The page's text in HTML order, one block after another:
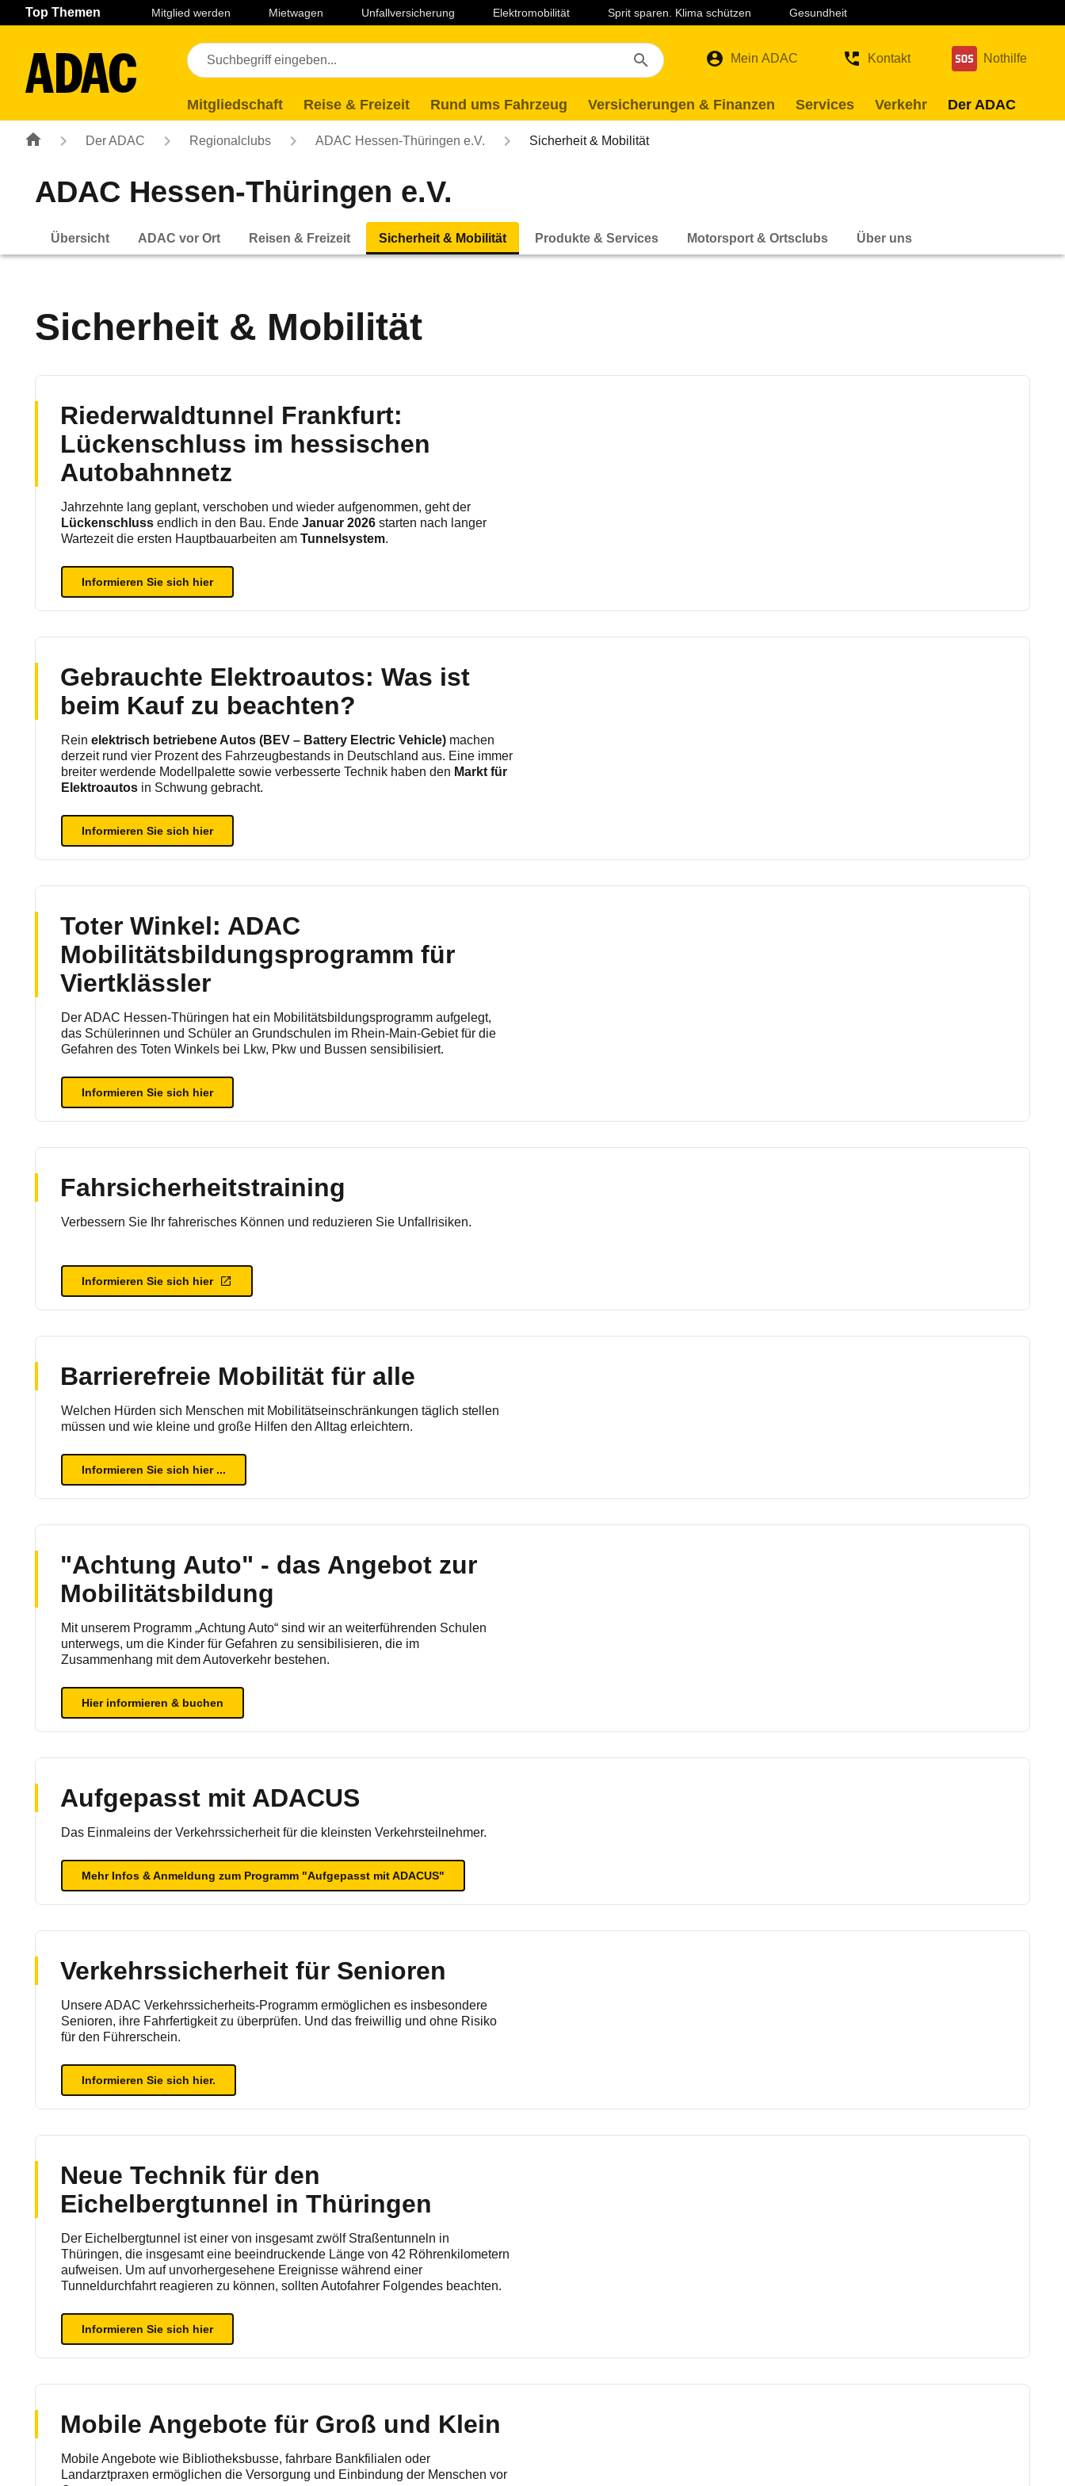
Navigation Seiteninhalt Fußzeile
Top Themen Mitglied werden Mietwagen Unfallversicherung Elektromobilität Sprit sparen. Klima schützen Gesundheit
Mein ADAC Kontakt Nothilfe
Mitgliedschaft Reise & Freizeit Rund ums Fahrzeug Versicherungen & Finanzen Services Verkehr Der ADAC
Der ADAC Regionalclubs ADAC Hessen-Thüringen e.V. Sicherheit & Mobilität
ADAC Hessen-Thüringen e.V.
Übersicht ADAC vor Ort Reisen & Freizeit Sicherheit & Mobilität Produkte & Services Motorsport & Ortsclubs Über uns
Sicherheit & Mobilität
Riederwaldtunnel Frankfurt:
Lückenschluss im hessischen
Autobahnnetz
Jahrzehnte lang geplant, verschoben und wieder aufgenommen, geht der
Lückenschluss endlich in den Bau. Ende Januar 2026 starten nach langer
Wartezeit die ersten Hauptbauarbeiten am Tunnelsystem.
Informieren Sie sich hier
Gebrauchte Elektroautos: Was ist
beim Kauf zu beachten?
Rein elektrisch betriebene Autos (BEV – Battery Electric Vehicle) machen
derzeit rund vier Prozent des Fahrzeugbestands in Deutschland aus. Eine immer
breiter werdende Modellpalette sowie verbesserte Technik haben den Markt für
Elektroautos in Schwung gebracht.
Informieren Sie sich hier
Toter Winkel: ADAC
Mobilitätsbildungsprogramm für
Viertklässler
Der ADAC Hessen-Thüringen hat ein Mobilitätsbildungsprogramm aufgelegt,
das Schülerinnen und Schüler an Grundschulen im Rhein-Main-Gebiet für die
Gefahren des Toten Winkels bei Lkw, Pkw und Bussen sensibilisiert.
Informieren Sie sich hier
Fahrsicherheitstraining
Verbessern Sie Ihr fahrerisches Können und reduzieren Sie Unfallrisiken.
Informieren Sie sich hier
Barrierefreie Mobilität für alle
Welchen Hürden sich Menschen mit Mobilitätseinschränkungen täglich stellen
müssen und wie kleine und große Hilfen den Alltag erleichtern.
Informieren Sie sich hier ...
"Achtung Auto" - das Angebot zur
Mobilitätsbildung
Mit unserem Programm „Achtung Auto“ sind wir an weiterführenden Schulen
unterwegs, um die Kinder für Gefahren zu sensibilisieren, die im
Zusammenhang mit dem Autoverkehr bestehen.
Hier informieren & buchen
Aufgepasst mit ADACUS
Das Einmaleins der Verkehrssicherheit für die kleinsten Verkehrsteilnehmer.
Mehr Infos & Anmeldung zum Programm "Aufgepasst mit ADACUS"
Verkehrssicherheit für Senioren
Unsere ADAC Verkehrssicherheits-Programm ermöglichen es insbesondere
Senioren, ihre Fahrfertigkeit zu überprüfen. Und das freiwillig und ohne Risiko
für den Führerschein.
Informieren Sie sich hier.
Neue Technik für den
Eichelbergtunnel in Thüringen
Der Eichelbergtunnel ist einer von insgesamt zwölf Straßentunneln in
Thüringen, die insgesamt eine beeindruckende Länge von 42 Röhrenkilometern
aufweisen. Um auf unvorhergesehene Ereignisse während einer
Tunneldurchfahrt reagieren zu können, sollten Autofahrer Folgendes beachten.
Informieren Sie sich hier
Mobile Angebote für Groß und Klein
Mobile Angebote wie Bibliotheksbusse, fahrbare Bankfilialen oder
Landarztpraxen ermöglichen die Versorgung und Einbindung der Menschen vor